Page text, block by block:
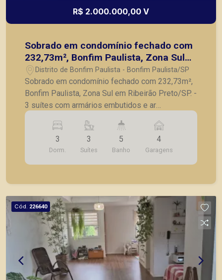
R$ 2.000.000,00 V
Sobrado em condomínio fechado com
232,73m², Bonfim Paulista, Zona Sul
em Ribeirão Preto/SP.
Distrito de Bonfim Paulista - Bonfim Paulista/SP
Sobrado em condomínio fechado com 232,73m²,
Bonfim Paulista, Zona Sul em Ribeirão Preto/SP. -
3 suítes com armários embutidos e ar
condicionado; - Banheiro social; - Sala para 2
ambientes com pé direito alto e ar condicionado;
- Varanda gourmet com churrasqueira; - Cozinha
planejada; - Lavanderia planejada; - Piscina; -
Vestiário; - 4 vagas de garagem. A Piramid tem
imóveis prontos, usados ou mesmo nos
principais lançamentos da cidade de Ribeirão
Preto.
3
Dorm.
3
Suítes
5
Banho
4
Garagens
Cód. 226640